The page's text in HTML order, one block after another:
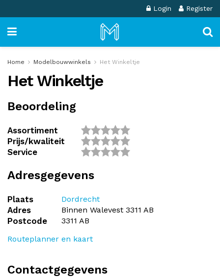
Login Register
Home Modelbouwwinkels Het Winkeltje
Het Winkeltje
Beoordeling
Assortiment
Prijs/kwaliteit
Service
Adresgegevens
Plaats Dordrecht
Adres Binnen Walevest 3311 AB
Postcode
3311 AB
Routeplanner en kaart
Contactgegevens